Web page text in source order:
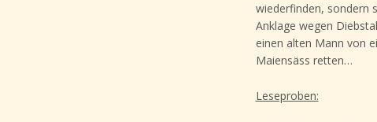
wiederfinden, sondern
Anklage wegen
einen alten Mann von
Maiensäss retten…
Leseproben: